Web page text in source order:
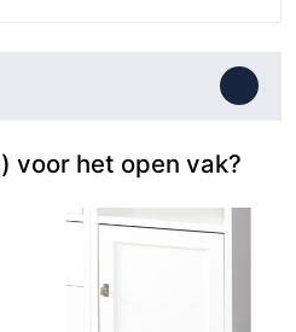
voor het open vak?